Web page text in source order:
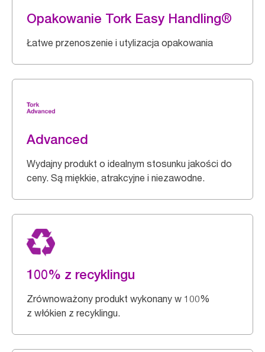
Opakowanie Tork Easy Handling®
Łatwe przenoszenie i utylizacja opakowania
Advanced
Wydajny produkt o idealnym stosunku jakości do
ceny. Są miękkie, atrakcyjne i niezawodne.
100% z recyklingu
Zrównoważony produkt wykonany w 100%
z włókien z recyklingu.